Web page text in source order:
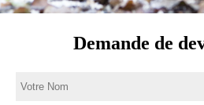
Demande de